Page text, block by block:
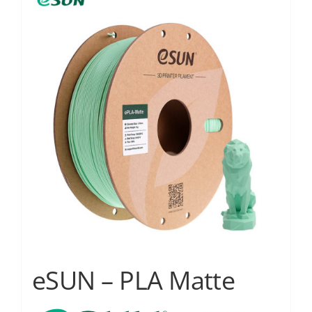
Services
Academy
Software
Blog
Επικοινωνία
eSUN – PLA Matte